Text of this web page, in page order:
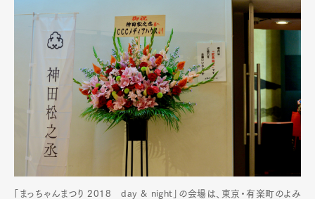
「まっちゃんまつり 2018 day & night」の会場は、東京・有楽町のよみ